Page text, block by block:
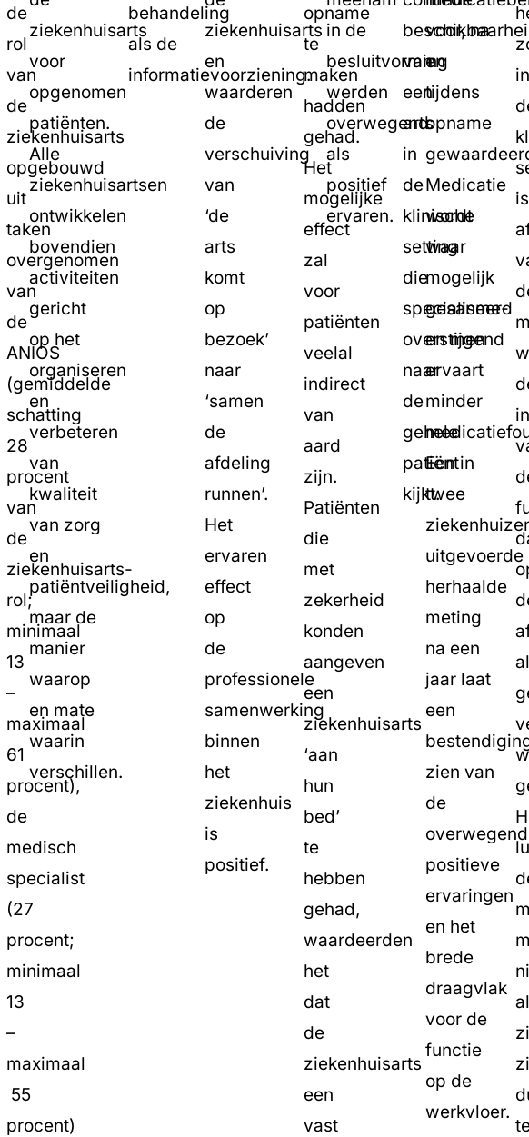
de
rol
van
de
ziekenhuisarts
opgebouwd
uit
taken
overgenomen
van
de
ANIOS
(gemiddelde
schatting
28
procent
van
de
ziekenhuisarts-
rol;
minimaal
13
–
maximaal
61
procent),
de
medisch
specialist
(27
procent;
minimaal
13
–
maximaal
55
procent)
ziekenhuisarts
voor
opgenomen
patiënten.
Alle
ziekenhuisartsen
ontwikkelen
bovendien
activiteiten
gericht
op het
organiseren
en
verbeteren
van
kwaliteit
van zorg
en
patiëntveiligheid,
maar de
manier
waarop
en mate
waarin
verschillen.
behandeling
als de
informatievoorziening.
ziekenhuisarts
en
waarderen
de
verschuiving
van
‘de
arts
komt
op
bezoek’
naar
‘samen
de
afdeling
runnen’.
Het
ervaren
effect
op
de
professionele
samenwerking
binnen
het
ziekenhuis
is
positief.
opname
te
maken
hadden
gehad.
Het
mogelijke
effect
zal
voor
patiënten
veelal
indirect
van
aard
zijn.
Patiënten
die
met
zekerheid
konden
aangeven
een
ziekenhuisarts
‘aan
hun
bed’
te
hebben
gehad,
waardeerden
het
dat
de
ziekenhuisarts
een
vast
in de
besluitvorming
werden
overwegend
als
positief
ervaren.
van
een
arts
in
de
klinische
setting
die
specialisme-
overstijgend
naar
de
gehele
patiënt
kijkt.
voor, na
en
tijdens
opname
Medicatie
wordt
waar
mogelijk
gesaneerd
en men
ervaart
minder
Een in
twee
uitgevoerde
herhaalde
meting
na een
jaar laat
een
zien van
de
overwegend
positieve
ervaringen
en het
brede
draagvlak
voor de
functie
op de
werkvloer.
in
is